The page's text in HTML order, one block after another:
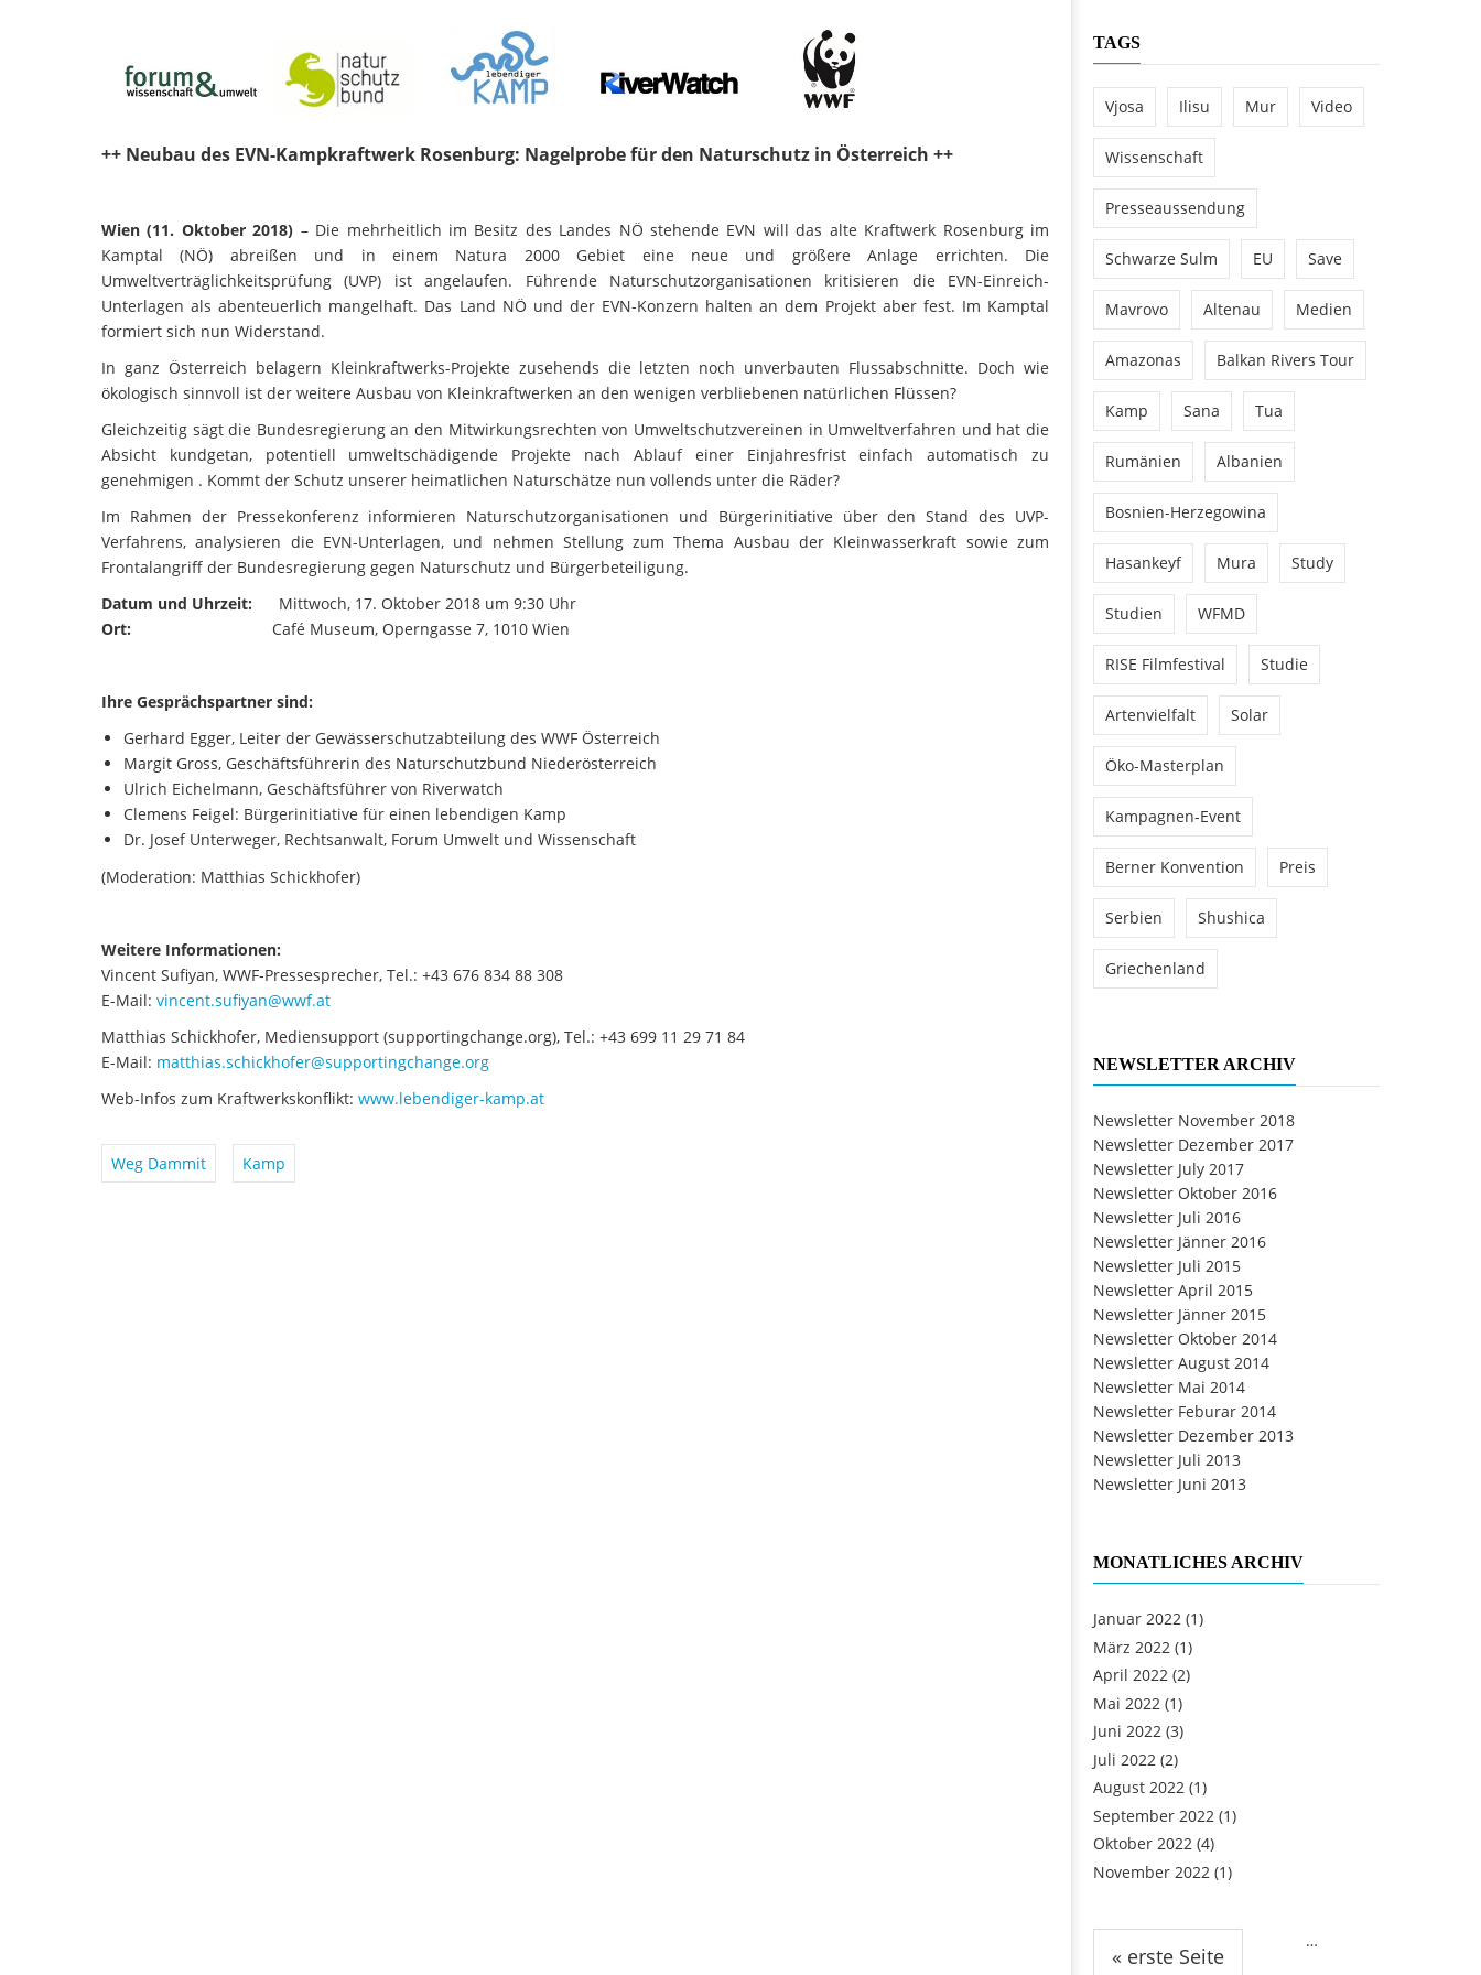
++ Neubau des EVN-Kampkraftwerk Rosenburg: Nagelprobe für den Naturschutz in Österreich ++
Wien (11. Oktober 2018) – Die mehrheitlich im Besitz des Landes NÖ stehende EVN will das alte Kraftwerk Rosenburg im
Kamptal (NÖ) abreißen und in einem Natura 2000 Gebiet eine neue und größere Anlage errichten. Die
Umweltverträglichkeitsprüfung (UVP) ist angelaufen. Führende Naturschutzorganisationen kritisieren die EVN-Einreich-
Unterlagen als abenteuerlich mangelhaft. Das Land NÖ und der EVN-Konzern halten an dem Projekt aber fest. Im Kamptal
formiert sich nun Widerstand.
In ganz Österreich belagern Kleinkraftwerks-Projekte zusehends die letzten noch unverbauten Flussabschnitte. Doch wie
ökologisch sinnvoll ist der weitere Ausbau von Kleinkraftwerken an den wenigen verbliebenen natürlichen Flüssen?
Gleichzeitig sägt die Bundesregierung an den Mitwirkungsrechten von Umweltschutzvereinen in Umweltverfahren und hat die
Absicht kundgetan, potentiell umweltschädigende Projekte nach Ablauf einer Einjahresfrist einfach automatisch zu
genehmigen . Kommt der Schutz unserer heimatlichen Naturschätze nun vollends unter die Räder?
Im Rahmen der Pressekonferenz informieren Naturschutzorganisationen und Bürgerinitiative über den Stand des UVP-
Verfahrens, analysieren die EVN-Unterlagen, und nehmen Stellung zum Thema Ausbau der Kleinwasserkraft sowie zum
Frontalangriff der Bundesregierung gegen Naturschutz und Bürgerbeteiligung.
Datum und Uhrzeit:
Mittwoch, 17. Oktober 2018 um 9:30 Uhr
Ort:
Café Museum, Operngasse 7, 1010 Wien
Ihre Gesprächspartner sind:
Gerhard Egger, Leiter der Gewässerschutzabteilung des WWF Österreich
Margit Gross, Geschäftsführerin des Naturschutzbund Niederösterreich
Ulrich Eichelmann, Geschäftsführer von Riverwatch
Clemens Feigel: Bürgerinitiative für einen lebendigen Kamp
Dr. Josef Unterweger, Rechtsanwalt, Forum Umwelt und Wissenschaft
(Moderation: Matthias Schickhofer)
Weitere Informationen:
Vincent Sufiyan, WWF-Pressesprecher, Tel.: +43 676 834 88 308
E-Mail: vincent.sufiyan@wwf.at
Matthias Schickhofer, Mediensupport (supportingchange.org), Tel.: +43 699 11 29 71 84
E-Mail: matthias.schickhofer@supportingchange.org
Web-Infos zum Kraftwerkskonflikt: www.lebendiger-kamp.at
Weg Dammit Kamp
TAGS
Vjosa Ilisu Mur Video
Wissenschaft
Presseaussendung
Schwarze Sulm EU Save
Mavrovo Altenau Medien
Amazonas Balkan Rivers Tour
Kamp Sana Tua
Rumänien Albanien
Bosnien-Herzegowina
Hasankeyf Mura Study
Studien WFMD
RISE Filmfestival Studie
Artenvielfalt Solar
Öko-Masterplan
Kampagnen-Event
Berner Konvention Preis
Serbien Shushica
Griechenland
NEWSLETTER ARCHIV
Newsletter November 2018
Newsletter Dezember 2017
Newsletter July 2017
Newsletter Oktober 2016
Newsletter Juli 2016
Newsletter Jänner 2016
Newsletter Juli 2015
Newsletter April 2015
Newsletter Jänner 2015
Newsletter Oktober 2014
Newsletter August 2014
Newsletter Mai 2014
Newsletter Feburar 2014
Newsletter Dezember 2013
Newsletter Juli 2013
Newsletter Juni 2013
MONATLICHES ARCHIV
Januar 2022 (1)
März 2022 (1)
April 2022 (2)
Mai 2022 (1)
Juni 2022 (3)
Juli 2022 (2)
August 2022 (1)
September 2022 (1)
Oktober 2022 (4)
November 2022 (1)
Seiten
« erste Seite
…